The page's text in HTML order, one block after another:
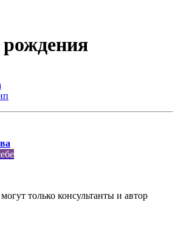
только консультанты и автор